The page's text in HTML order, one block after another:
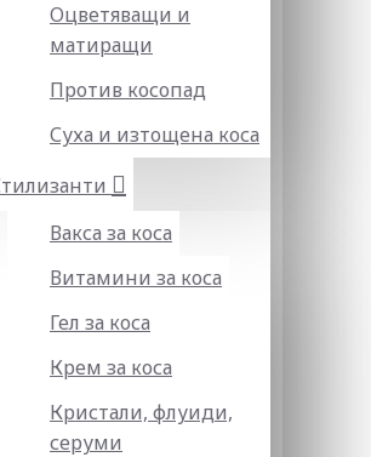
Оцветяващи и
матиращи
Против косопад
Суха и изтощена коса
Вакса за коса
Витамини за коса
Гел за коса
Крем за коса
Кристали, флуиди,
серуми